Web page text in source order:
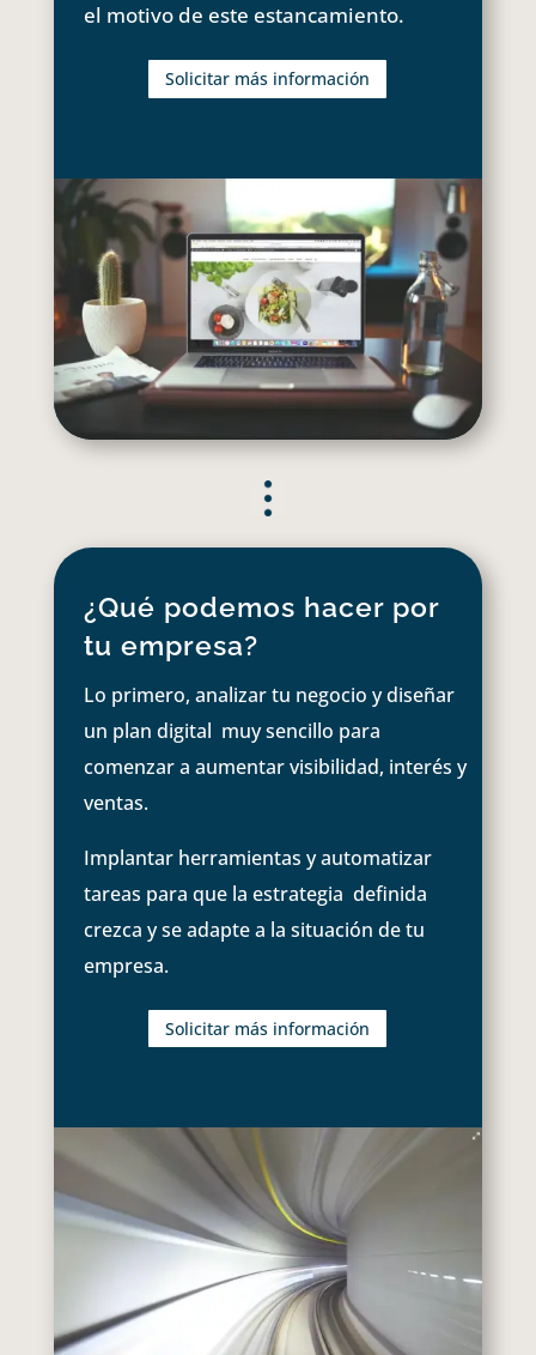
el motivo de este estancamiento.
Solicitar más información
¿Qué podemos hacer por
tu empresa?
Lo primero, analizar tu negocio y diseñar
un plan digital muy sencillo para
comenzar a aumentar visibilidad, interés y
ventas.
Implantar herramientas y automatizar
tareas para que la estrategia definida
crezca y se adapte a la situación de tu
empresa.
Solicitar más información